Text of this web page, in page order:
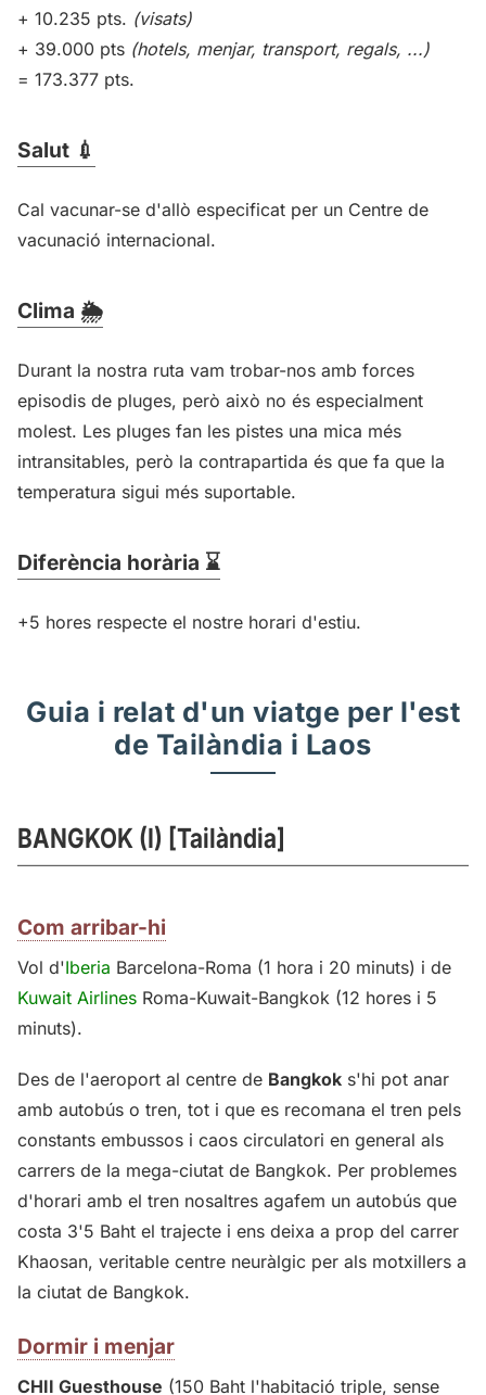
+ 10.235 pts. (visats)
+ 39.000 pts (hotels, menjar, transport, regals, ...)
= 173.377 pts.
Salut 💉
Cal vacunar-se d'allò especificat per un Centre de
vacunació internacional.
Clima 🌦️
Durant la nostra ruta vam trobar-nos amb forces
episodis de pluges, però això no és especialment
molest. Les pluges fan les pistes una mica més
intransitables, però la contrapartida és que fa que la
temperatura sigui més suportable.
Diferència horària ⌛
+5 hores respecte el nostre horari d'estiu.
Guia i relat d'un viatge per l'est
de Tailàndia i Laos
BANGKOK (I) [Tailàndia]
Com arribar-hi
Vol d'Iberia Barcelona-Roma (1 hora i 20 minuts) i de
Kuwait Airlines Roma-Kuwait-Bangkok (12 hores i 5
minuts).
Des de l'aeroport al centre de Bangkok s'hi pot anar
amb autobús o tren, tot i que es recomana el tren pels
constants embussos i caos circulatori en general als
carrers de la mega-ciutat de Bangkok. Per problemes
d'horari amb el tren nosaltres agafem un autobús que
costa 3'5 Baht el trajecte i ens deixa a prop del carrer
Khaosan, veritable centre neuràlgic per als motxillers a
la ciutat de Bangkok.
Dormir i menjar
CHII Guesthouse (150 Baht l'habitació triple, sense